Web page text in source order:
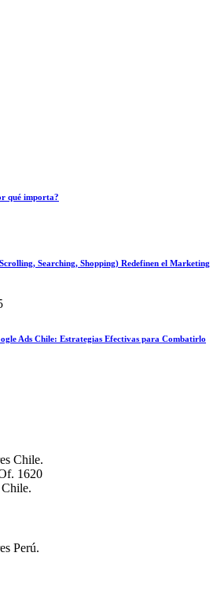
qué importa?
Searching, Shopping) Redefinen el Marketing
Ads Chile: Estrategias Efectivas para Combatirlo
Chile.
1620
Perú.